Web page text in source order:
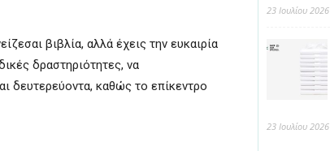
βιβλία, αλλά έχεις την ευκαιρία
δραστηριότητες, να
δευτερεύοντα, καθώς το επίκεντρο
23 Ιουλίου 2026
23 Ιουλίου 2026